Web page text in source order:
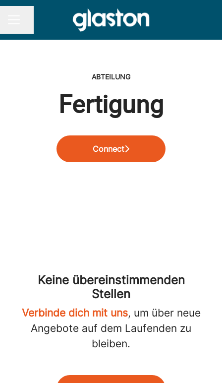
ABTEILUNG
Fertigung
Connect
Keine übereinstimmenden
Stellen
Verbinde dich mit uns, um über neue
Angebote auf dem Laufenden zu
bleiben.